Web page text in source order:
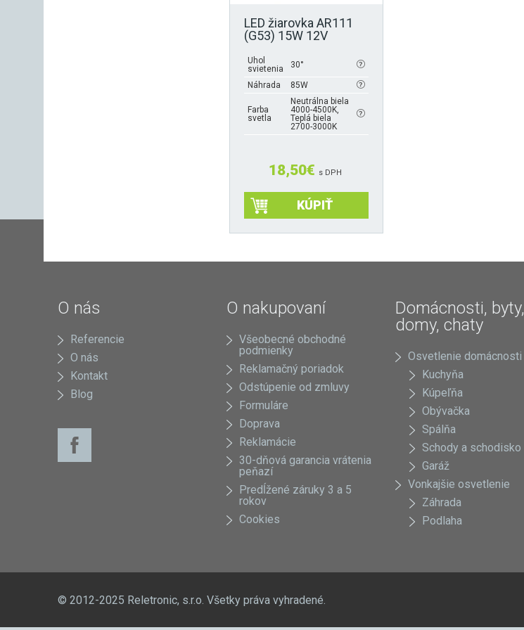
LED žiarovka AR111
(G53) 15W 12V
Uhol
svietenia
30°
Náhrada 85W
Farba
svetla
Neutrálna biela
4000-4500K,
Teplá biela
2700-3000K
18,50€ s DPH
KÚPIŤ
Možnosti
si
vybrať
na
stránke
produktu.
O nás
Referencie
O nás
Kontakt
Blog
O nakupovaní
Všeobecné obchodné
podmienky
Reklamačný poriadok
Odstúpenie od zmluvy
Formuláre
Doprava
Reklamácie
30-dňová garancia vrátenia
peňazí
Predĺžené záruky 3 a 5
rokov
Cookies
Domácnosti, byty,
domy, chaty
Osvetlenie domácnosti
Kuchyňa
Kúpeľňa
Obývačka
Spálňa
Schody a schodisko
Garáž
Vonkajšie osvetlenie
Záhrada
Podlaha
© 2012-2025 Reletronic, s.r.o. Všetky práva vyhradené.